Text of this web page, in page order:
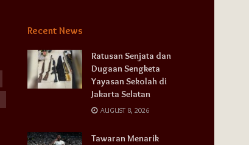
Recent News
Ratusan Senjata dan
Dugaan Sengketa
Yayasan Sekolah di
Jakarta Selatan
AUGUST 8, 2026
Tawaran Menarik